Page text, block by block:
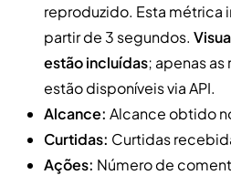
reproduzido. Esta métrica
partir de 3 segundos.
estão incluídas; apenas
estão disponíveis via API.
Alcance: Alcance obtido
Curtidas: Curtidas
Ações: Número de